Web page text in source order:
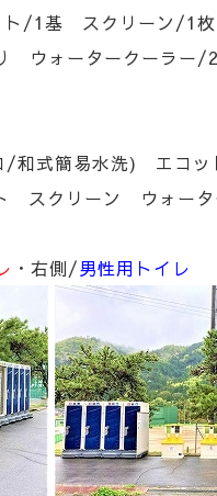
スクリーン/1枚
ウォータークーラー/
/和式簡易水洗) エコ
ーン ウォーター
・右側/男性用トイレ